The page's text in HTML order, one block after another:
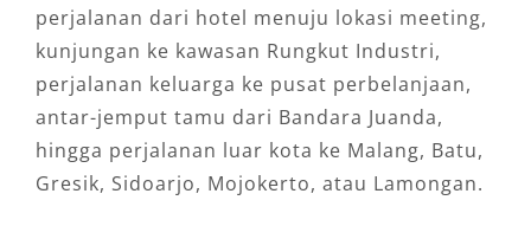
perjalanan dari hotel menuju lokasi meeting,
kunjungan ke kawasan Rungkut Industri,
perjalanan keluarga ke pusat perbelanjaan,
antar-jemput tamu dari Bandara Juanda,
hingga perjalanan luar kota ke Malang, Batu,
Gresik, Sidoarjo, Mojokerto, atau Lamongan.